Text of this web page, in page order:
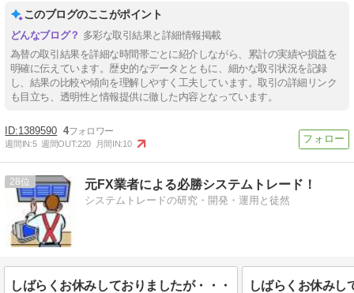
このブログのここがポイント
多彩な取引結果と詳細情報掲載
為替の取引結果を詳細な時間帯ごとに紹介しながら、累計の実績や損益を
明確に伝えています。歴史的なデータとともに、細かな取引状況を記録
し、結果の比較や傾向を理解しやすく工夫しています。取引の詳細リンク
も目立ち、透明性と情報提供に徹した内容となっています。
1389590 4
週間IN:5 週間OUT:220 月間IN:10
28 元FX業者による必勝システムトレード！
システムトレードの研究・開発・運用と徒然
しばらくお休みしておりましたが・・・ しばらくお休みし